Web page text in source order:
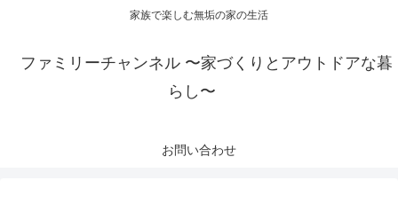
家族で楽しむ無垢の家の生活
ファミリーチャンネル 〜家づくりとアウトドアな暮
らし〜
お問い合わせ